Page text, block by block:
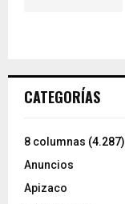
CATEGORÍAS
8 columnas (4.287)
Anuncios
Apizaco